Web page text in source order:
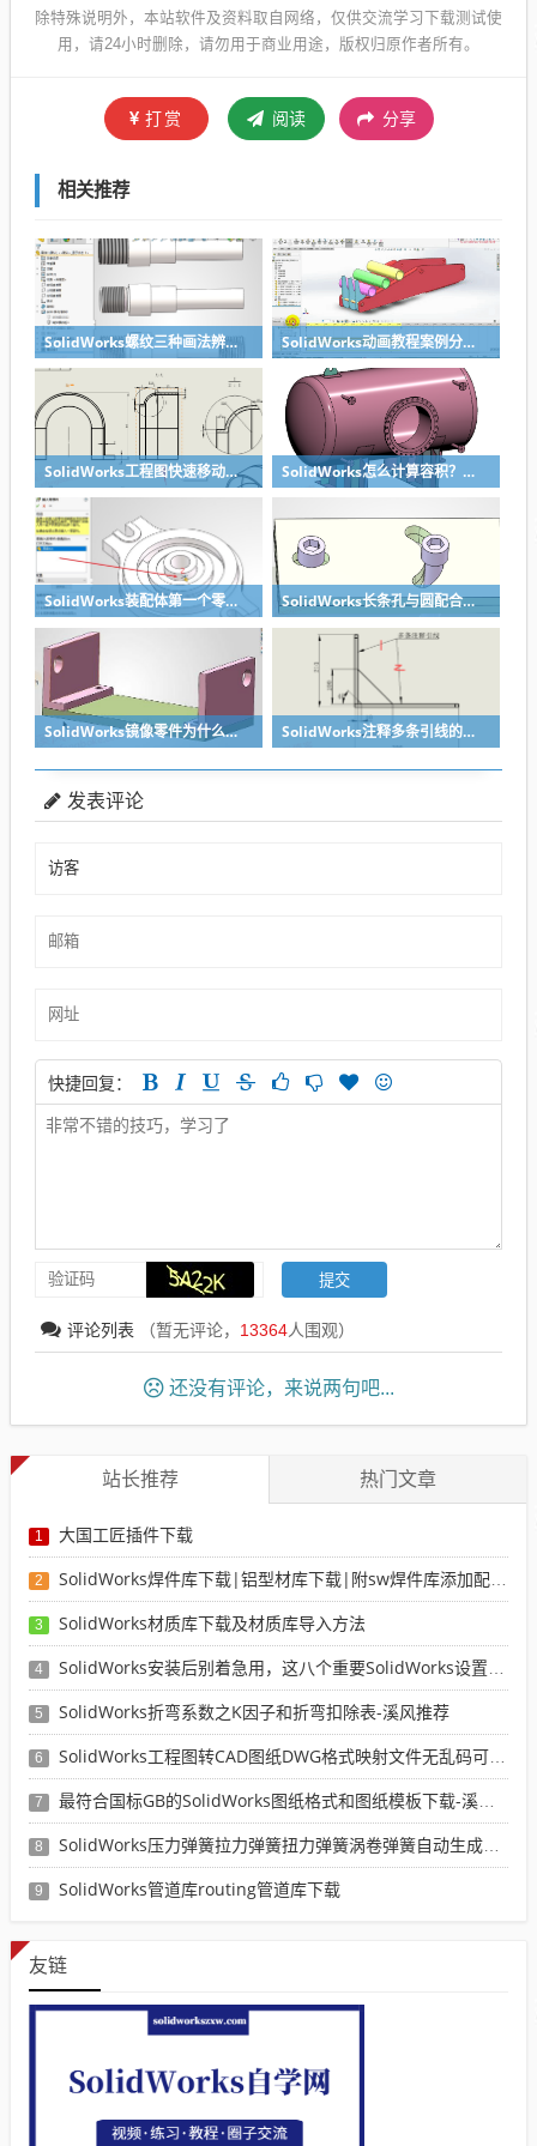
除特殊说明外，本站软件及资料取自网络，仅供交流学习下载测试使
用，请24小时删除，请勿用于商业用途，版权归原作者所有。
打赏 阅读 分享
相关推荐
SolidWorks螺纹三种画法辨析异同：装饰螺纹线、螺柱向导、螺纹特征 SolidWorks动画教程案例分享之圆管分料动画，重力自然滑落
SolidWorks工程图快速移动视图位置技巧，溪风实战分享 SolidWorks怎么计算容积？容器的体积？
SolidWorks装配体第一个零件怎么固定到中心原点？90%的人一开始就做错了 SolidWorks长条孔与圆配合，槽口与圆配合超快方法
SolidWorks镜像零件为什么不对称？镜像命令使用详解 SolidWorks注释多条引线的方法步骤
发表评论
快捷回复：
评论列表 （暂无评论， 13364人围观）
还没有评论，来说两句吧...
站长推荐 热门文章
1 大国工匠插件下载
2 SolidWorks焊件库下载|铝型材库下载|附sw焊件库添加配置使用教程
3 SolidWorks材质库下载及材质库导入方法
4 SolidWorks安装后别着急用，这八个重要SolidWorks设置可以提高你的画图效率
5 SolidWorks折弯系数之K因子和折弯扣除表-溪风推荐
6 SolidWorks工程图转CAD图纸DWG格式映射文件无乱码可分层-溪风亲测推荐
7 最符合国标GB的SolidWorks图纸格式和图纸模板下载-溪风专用版
8 SolidWorks压力弹簧拉力弹簧扭力弹簧涡卷弹簧自动生成宏程序下载
9 SolidWorks管道库routing管道库下载
友链